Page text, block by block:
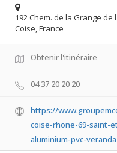
192 Chem. de la Grange
Coise, France
Obtenir l'itinéraire
04 37 20 20 20
https://
coise-rhone-69-saint-
aluminium-pvc-